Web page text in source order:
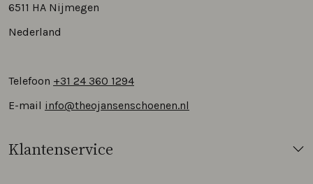
6511 HA Nijmegen
Nederland
Telefoon +31 24 360 1294
E-mail info@theojansenschoenen.nl
Klantenservice